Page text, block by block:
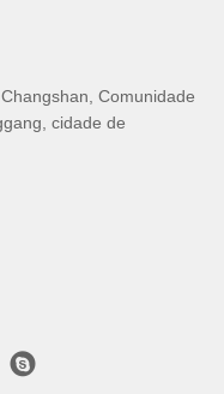
Comunidade
cidade de